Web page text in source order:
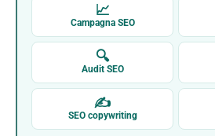
📈
Campagna SEO
🔍
Audit SEO
✍
SEO copywriting